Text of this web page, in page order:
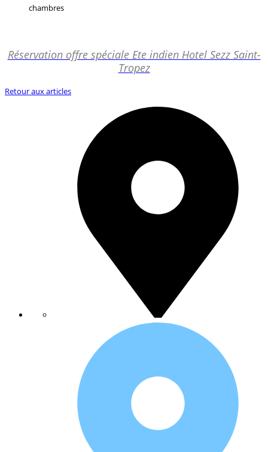
chambres
Réservation offre spéciale Ete indien Hotel Sezz Saint-
Tropez
Retour aux articles